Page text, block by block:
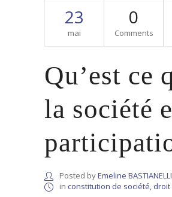
23
mai
0
Comments
Qu’est ce
la société
Posted byEmeline BASTIANELLI
in constitution de société, droit